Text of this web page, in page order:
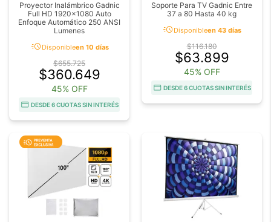
Proyector Inalámbrico Gadnic
Full HD 1920x1080 Auto
Enfoque Automático 250 ANSI
Lumenes
acuteDisponibleen 10 días
$655.725
$360.649
45% OFF
DESDE 6 CUOTAS SIN INTERÉS
Soporte Para TV Gadnic Entre
37 a 80 Hasta 40 kg
acuteDisponibleen 43 días
$116.180
$63.899
45% OFF
DESDE 6 CUOTAS SIN INTERÉS